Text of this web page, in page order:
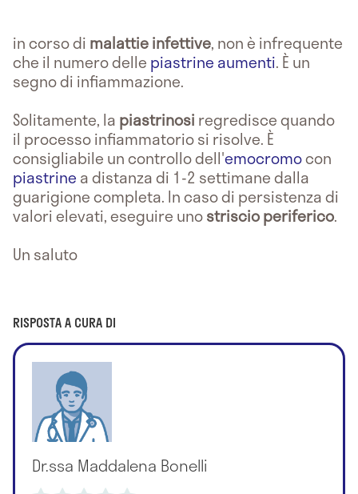
in corso di malattie infettive, non è infrequente
che il numero delle piastrine aumenti. È un
segno di infiammazione.
Solitamente, la piastrinosi regredisce quando
il processo infiammatorio si risolve. È
consigliabile un controllo dell'emocromocon
piastrine a distanza di 1-2 settimane dalla
guarigione completa. In caso di persistenza di
valori elevati, eseguire unostriscio periferico.
Un saluto
RISPOSTA A CURA DI
Dr.ssa Maddalena Bonelli